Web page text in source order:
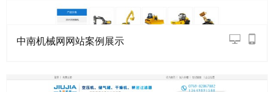
中南机械网网站案例展示